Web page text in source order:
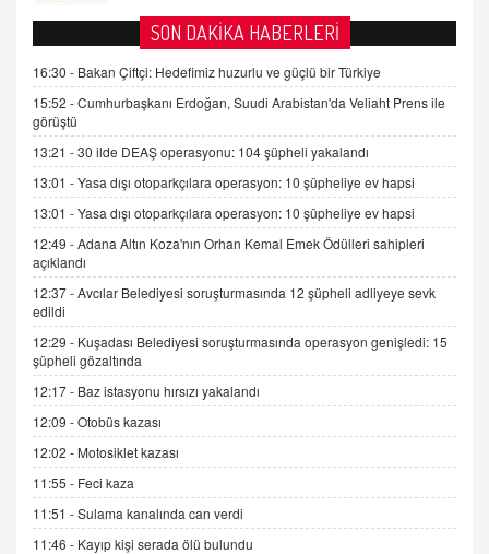
AV. DOĞAN CAN DOĞAN
Kişisel verilerin korunması ve dijital hukukun
gelişimi
15.09.2025 16:17
SEHER EREK
Kış Ayları Geldi, Hangi Önlemler Alınmalı?
9.12.2025 10:11
İNCİ GÜL AKÖL
06.07.2026 13:00
ADEM AKÖL
Esed Destekçilerinin Yüzüne Vurulan Şamar:
Sednaya
11.12.2024 12:30
DR. EKREM ASLAN
Gerçek Ne, Algı Ne? "Beraber Yürüyoruz"
Cümlesinin Peşinden
19.07.2025 12:45
SON DAKİKA HABERLERİ
16:30 - Bakan Çiftçi: Hedefimiz huzurlu ve güçlü bir Türkiye
15:52 -Cumhurbaşkanı Erdoğan, Suudi Arabistan'da Veliaht Prens ile
görüştü
13:21 -30 ilde DEAŞ operasyonu: 104 şüpheli yakalandı
13:01 -Yasa dışı otoparkçılara operasyon: 10 şüpheliye ev hapsi
13:01 -Yasa dışı otoparkçılara operasyon: 10 şüpheliye ev hapsi
12:49 -Adana Altın Koza'nın Orhan Kemal Emek Ödülleri sahipleri
açıklandı
12:37 -Avcılar Belediyesi soruşturmasında 12 şüpheli adliyeye sevk
edildi
12:29 - Kuşadası Belediyesi soruşturmasında operasyon genişledi: 15
şüpheli gözaltında
12:17 - Baz istasyonu hırsızı yakalandı
12:09 -Otobüs kazası
12:02 - Motosiklet kazası
11:55 - Feci kaza
11:51 -Sulama kanalında can verdi
11:46 - Kayıp kişi serada ölü bulundu